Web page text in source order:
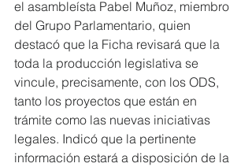
el asambleísta Pabel Muñoz, miembro
del Grupo Parlamentario, quien
destacó que la Ficha revisará que la
toda la producción legislativa se
vincule, precisamente, con los ODS,
tanto los proyectos que están en
trámite como las nuevas iniciativas
legales. Indicó que la pertinente
información estará a disposición de la